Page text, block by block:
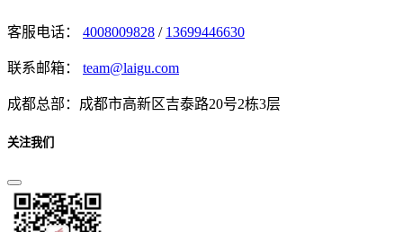
客服电话： 4008009828 / 13699446630
联系邮箱： team@laigu.com
成都总部：成都市高新区吉泰路20号2栋3层
关注我们